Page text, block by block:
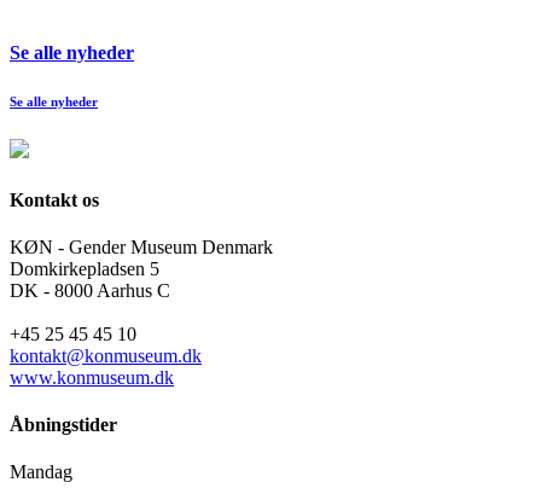
Se alle nyheder
Se alle nyheder
Kontakt os
KØN - Gender Museum Denmark
Domkirkepladsen 5
DK - 8000 Aarhus C
+45 25 45 45 10
kontakt@konmuseum.dk
www.konmuseum.dk
Åbningstider
Mandag